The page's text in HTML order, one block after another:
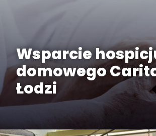
Wsparcie
domowego
Łodzi